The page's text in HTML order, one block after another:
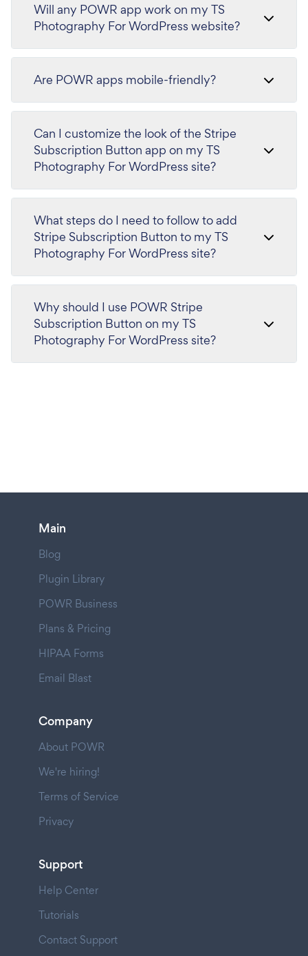
Will any POWR app work on my TS
Photography For WordPress website?
Are POWR apps mobile-friendly?
Can I customize the look of the Stripe
Subscription Button app on my TS
Photography For WordPress site?
What steps do I need to follow to add
Stripe Subscription Button to my TS
Photography For WordPress site?
Why should I use POWR Stripe
Subscription Button on my TS
Photography For WordPress site?
Main
Blog
Plugin Library
POWR Business
Plans & Pricing
HIPAA Forms
Email Blast
Company
About POWR
We're hiring!
Terms of Service
Privacy
Support
Help Center
Tutorials
Contact Support